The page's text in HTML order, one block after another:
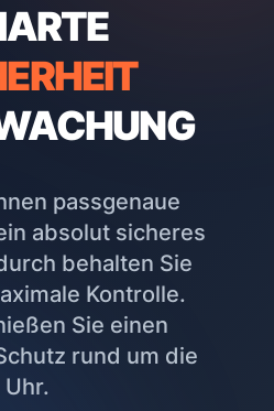
passgenaue
absolut sicheres
behalten Sie
Kontrolle.
Sie einen
rund um die
Uhr.